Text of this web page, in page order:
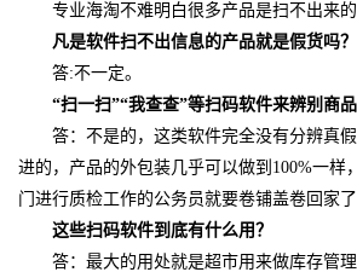
专业海淘不难明白很多产品是扫不出来的
凡是软件扫不出信息的产品就是假货吗？
答:不一定。
“扫一扫”“我查查”等扫码软件来辨别商品
答：不是的，这类软件完全没有分辨真假
进的，产品的外包装几乎可以做到 100%一样
门进行质检工作的公务员就要卷铺盖卷回家了
这些扫码软件到底有什么用？
答：最大的用处就是超市用来做库存管理